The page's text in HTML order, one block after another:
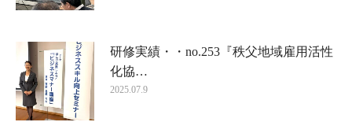
研修実績・・no.253『秩父地域雇用活性
化協…
2025.07.9